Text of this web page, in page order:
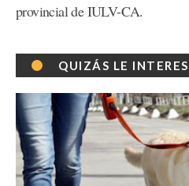
provincial de IULV-CA.
QUIZÁS LE